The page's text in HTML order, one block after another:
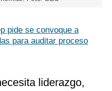
pide se convoque a
para auditar proceso
liderazgo,